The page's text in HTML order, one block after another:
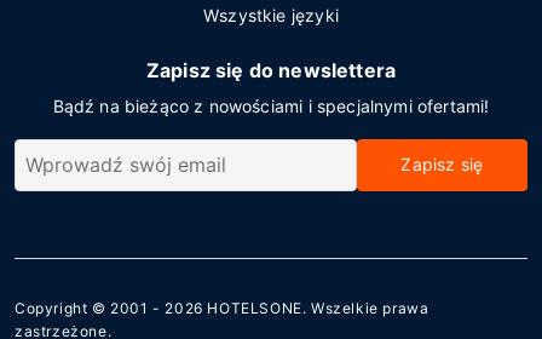
Wszystkie języki
Zapisz się do newslettera
Bądź na bieżąco z nowościami i specjalnymi ofertami!
Zapisz się
Copyright © 2001 - 2026 HOTELSONE. Wszelkie prawa
zastrzeżone.